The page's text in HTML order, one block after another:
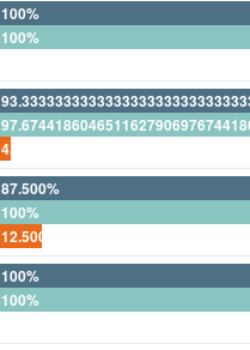
100%
100%
87.500%
100%
12.500%
100%
100%